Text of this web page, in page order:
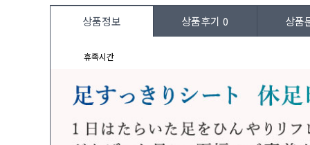
상품정보 상품후기0 상품
휴족시간